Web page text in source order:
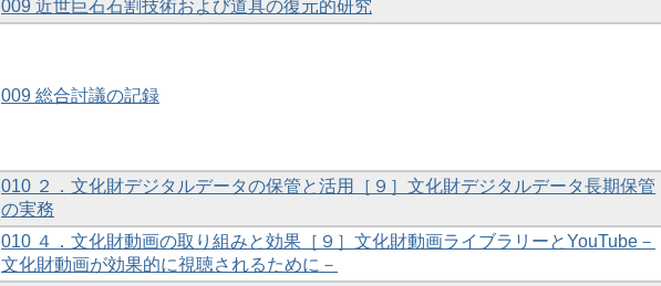
009 近世巨石石割技術および道具の復元的研究
009 総合討議の記録
010 ２．文化財デジタルデータの保管と活用［９］文化財デジタルデータ長期保管
の実務
010 ４．文化財動画の取り組みと効果［９］文化財動画ライブラリーとYouTube－
文化財動画が効果的に視聴されるために－